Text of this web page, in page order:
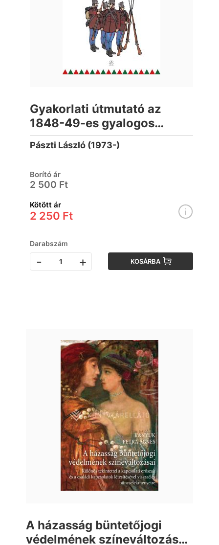
Gyakorlati útmutató az
1848-49-es gyalogos
hagyományőrzőknek
Pászti László (1973-)
Borító ár
2 500 Ft
Kötött ár
2 250 Ft
Darabszám
- + KOSÁRBA
A házasság büntetőjogi
védelmének színeváltozásai